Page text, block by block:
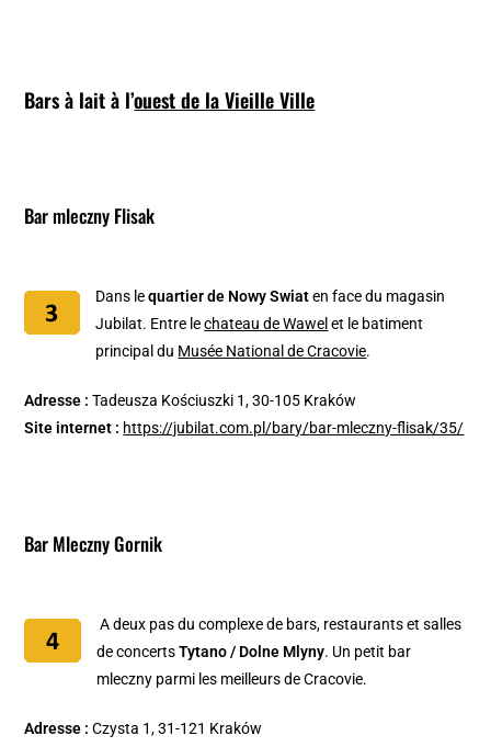
Bars à lait à l’ouest de la Vieille Ville
Bar mleczny Flisak
Dans lequartier de Nowy Swiaten face du magasin
Jubilat. Entre lechateau de Wawelet le batiment
principal du Musée National de Cracovie.
Adresse : Tadeusza Kościuszki 1, 30-105 Kraków
Site internet : https://jubilat.com.pl/bary/bar-mleczny-flisak/35/
Bar Mleczny Gornik
A deux pas du complexe de bars, restaurants et salles
de concertsTytano / Dolne Mlyny. Un petit bar
mleczny parmi les meilleurs de Cracovie.
Adresse : Czysta 1, 31-121 Kraków